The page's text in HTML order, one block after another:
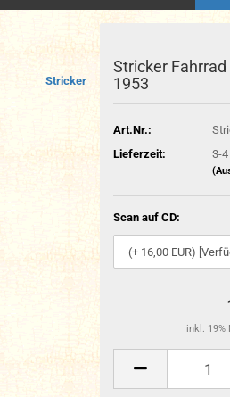
Stricker
Stricker
1953
Art.Nr.:
Lieferzeit:
3-
Scan auf CD:
inkl. 19%